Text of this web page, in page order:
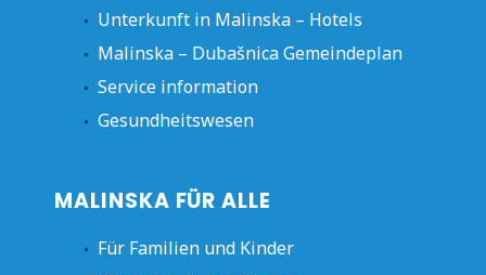
Unterkunft in Malinska – Hotels
Malinska – Dubašnica Gemeindeplan
Service information
Gesundheitswesen
MALINSKA FÜR ALLE
Für Familien und Kinder